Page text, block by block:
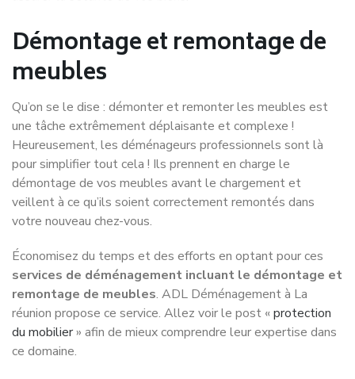
Démontage et remontage de
meubles
Qu’on se le dise : démonter et remonter les meubles est
une tâche extrêmement déplaisante et complexe !
Heureusement, les déménageurs professionnels sont là
pour simplifier tout cela ! Ils prennent en charge le
démontage de vos meubles avant le chargement et
veillent à ce qu’ils soient correctement remontés dans
votre nouveau chez-vous.
Économisez du temps et des efforts en optant pour ces
services de déménagement incluant le démontage et
remontage de meubles. ADL Déménagement à La
réunion propose ce service. Allez voir le post «protection
du mobilier» afin de mieux comprendre leur expertise dans
ce domaine.